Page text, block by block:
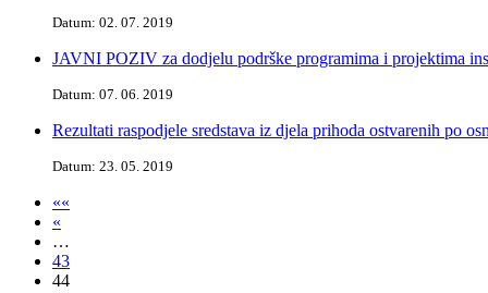
Datum: 02. 07. 2019
JAVNI POZIV za dodjelu podrške programima i projektima
Datum: 07. 06. 2019
Rezultati raspodjele sredstava iz djela prihoda ostvarenih po
Datum: 23. 05. 2019
««
«
…
43
44